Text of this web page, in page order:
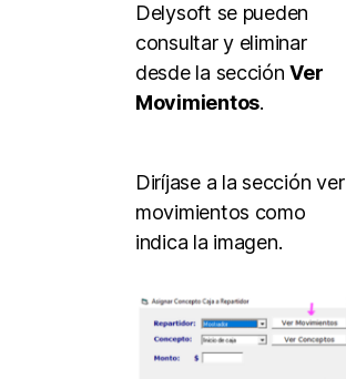
Delysoft se pueden
consultar y eliminar
desde la secciónVer
Movimientos.
Diríjase a la sección ver
movimientos como
indica la imagen.